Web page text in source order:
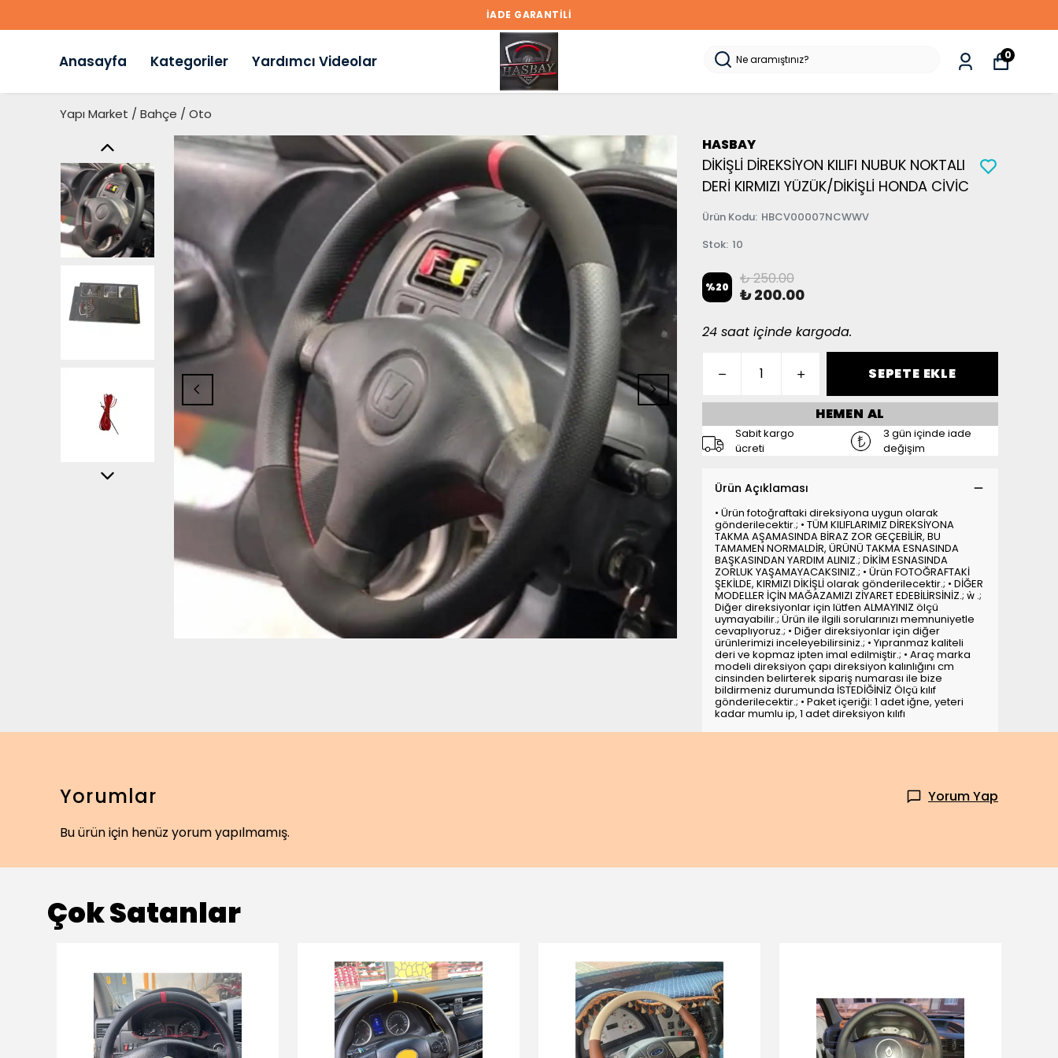
İADE GARANTİLİ
Anasayfa Kategoriler Yardımcı Videolar 0
Yapı Market / Bahçe / Oto
HASBAY
DİKİŞLİ DİREKSİYON KILIFI NUBUK NOKTALI
DERİ KIRMIZI YÜZÜK/DİKİŞLİ HONDA CİVİC
Ürün Kodu: HBCV00007NCWWV
Stok: 10
%20 ₺ 250.00
₺ 200.00
24 saat içinde kargoda.
SEPETE EKLE
HEMEN AL
Sabit kargo
ücreti
3 gün içinde iade
değişim
Ürün Açıklaması
• Ürün fotoğraftaki direksiyona uygun olarak
gönderilecektir.; • TÜM KILIFLARIMIZ DİREKSİYONA
TAKMA AŞAMASINDA BİRAZ ZOR GEÇEBİLİR, BU
TAMAMEN NORMALDİR, ÜRÜNÜ TAKMA ESNASINDA
BAŞKASINDAN YARDIM ALINIZ.; DİKİM ESNASINDA
ZORLUK YAŞAMAYACAKSINIZ.; • Ürün FOTOĞRAFTAKİ
ŞEKİLDE, KIRMIZI DİKİŞLİ olarak gönderilecektir.; • DİĞER
MODELLER İÇİN MAĞAZAMIZI ZİYARET EDEBİLİRSİNİZ.;  .;
Diğer direksiyonlar için lütfen ALMAYINIZ ölçü
uymayabilir.; Ürün ile ilgili sorularınızı memnuniyetle
cevaplıyoruz.; • Diğer direksiyonlar için diğer
ürünlerimizi inceleyebilirsiniz.; • Yıpranmaz kaliteli
deri ve kopmaz ipten imal edilmiştir.; • Araç marka
modeli direksiyon çapı direksiyon kalınlığını cm
cinsinden belirterek sipariş numarası ile bize
bildirmeniz durumunda İSTEDİĞİNİZ Ölçü kılıf
gönderilecektir.; • Paket içeriği: 1 adet iğne, yeteri
kadar mumlu ip, 1 adet direksiyon kılıfı
Yorumlar
Yorum Yap
Bu ürün için henüz yorum yapılmamış.
Çok Satanlar